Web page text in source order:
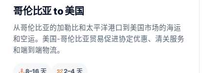
哥伦比亚 to 美国
从哥伦比亚的加勒比和太平洋港口到美国市场的海运
和空运。美国-哥伦比亚贸易促进协定优惠、清关服务
和端到端物流。
8–16 天 2–4 天